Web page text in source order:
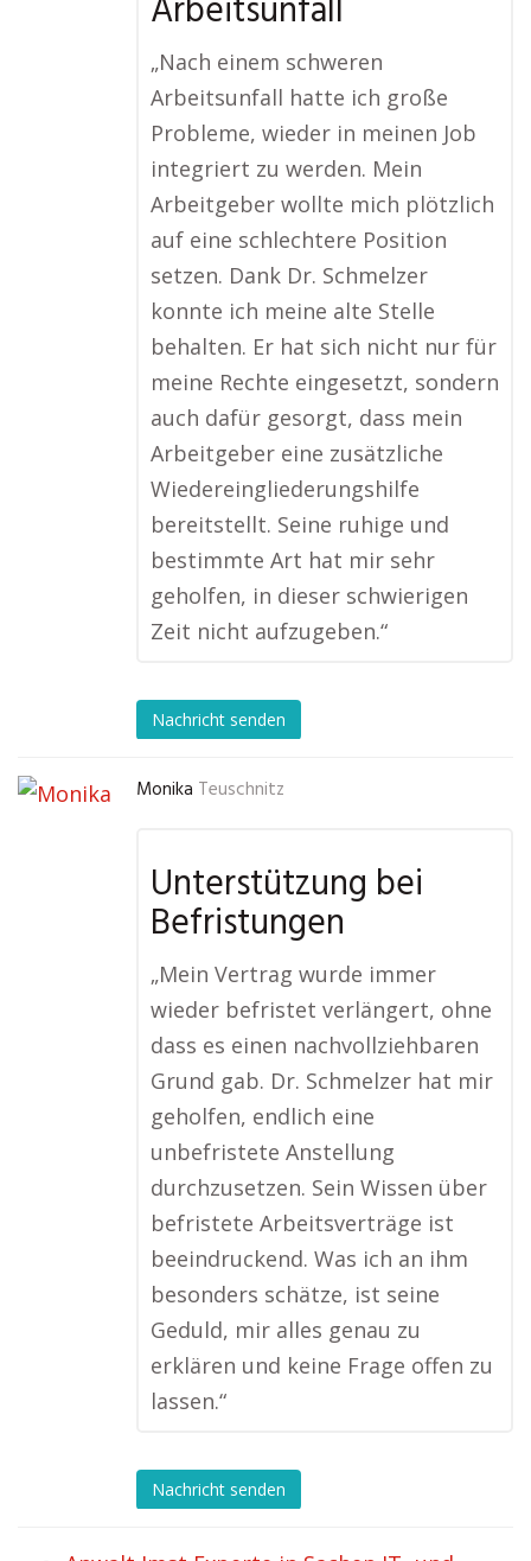
Arbeitsunfall
„Nach einem schweren
Arbeitsunfall hatte ich große
Probleme, wieder in meinen Job
integriert zu werden. Mein
Arbeitgeber wollte mich plötzlich
auf eine schlechtere Position
setzen. Dank Dr. Schmelzer
konnte ich meine alte Stelle
behalten. Er hat sich nicht nur für
meine Rechte eingesetzt, sondern
auch dafür gesorgt, dass mein
Arbeitgeber eine zusätzliche
Wiedereingliederungshilfe
bereitstellt. Seine ruhige und
bestimmte Art hat mir sehr
geholfen, in dieser schwierigen
Zeit nicht aufzugeben.“
Nachricht senden
Monika Teuschnitz
Unterstützung bei
Befristungen
„Mein Vertrag wurde immer
wieder befristet verlängert, ohne
dass es einen nachvollziehbaren
Grund gab. Dr. Schmelzer hat mir
geholfen, endlich eine
unbefristete Anstellung
durchzusetzen. Sein Wissen über
befristete Arbeitsverträge ist
beeindruckend. Was ich an ihm
besonders schätze, ist seine
Geduld, mir alles genau zu
erklären und keine Frage offen zu
lassen.“
Nachricht senden